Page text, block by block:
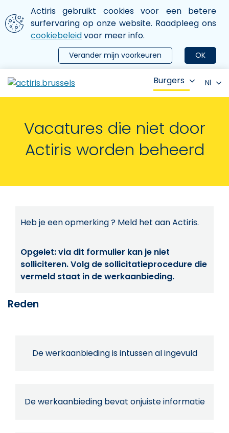
Aller au contenu principal
We gebruiken cookies
Actiris gebruikt cookies voor een betere
surfervaring op onze website. Raadpleeg ons
cookiebeleidvoor meer info.
OK
Verander mijn voorkeuren
le menu
Burgers Nl
Vacatures die niet door
Actiris worden beheerd
Heb je een opmerking ? Meld het aan Actiris.
Opgelet: via dit formulier kan je niet
solliciteren. Volg de sollicitatieprocedure die
vermeld staat in de werkaanbieding.
Reden
De werkaanbieding is intussen al ingevuld
De werkaanbieding bevat onjuiste informatie